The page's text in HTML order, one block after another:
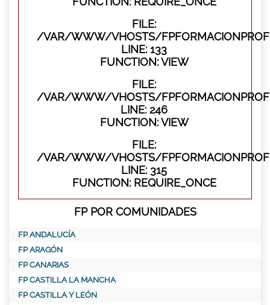
FILE:
/VAR/WWW/VHOSTS/
LINE: 133
FUNCTION: VIEW
FILE:
/VAR/WWW/VHOSTS/
LINE: 246
FUNCTION: VIEW
FILE:
/VAR/WWW/VHOSTS/
LINE: 315
FUNCTION: REQUIRE_ONCE
FP POR COMUNIDADES
FP ANDALUCÍA
FP ARAGÓN
FP CANARIAS
FP CASTILLA LA MANCHA
FP CASTILLA Y LEÓN